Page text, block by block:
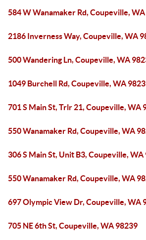
584 W Wanamaker Rd, Coupeville,
2186 Inverness Way, Coupeville, WA
500 Wandering Ln, Coupeville, WA
1049 Burchell Rd, Coupeville, WA
701 S Main St, Trlr 21, Coupeville, WA
550 Wanamaker Rd, Coupeville, WA
306 S Main St, Unit B3, Coupeville, WA
550 Wanamaker Rd, Coupeville, WA
697 Olympic View Dr, Coupeville, WA
705 NE 6th St, Coupeville, WA 98239